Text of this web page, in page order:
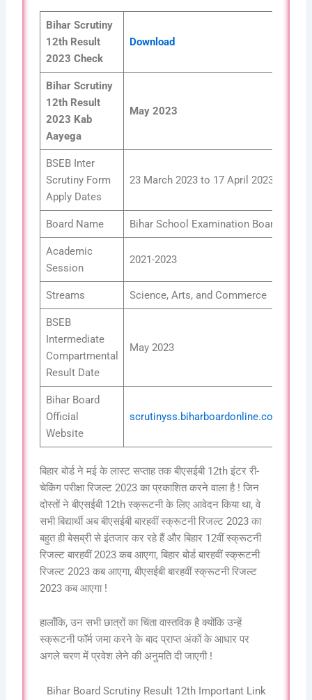
Bihar Scrutiny
12th Result
2023 Check
Download
Bihar Scrutiny
12thResult
2023 Kab
Aayega
May 2023
BSEB Inter
Scrutiny Form
Apply Dates
23 March 2023 to 17 April 2023
Board Name Bihar School Examination Board
Academic
Session
2021-2023
Streams Science, Arts, and Commerce
BSEB
Intermediate
Compartmental
Result Date
May 2023
Bihar Board
Official
Website
scrutinyss.biharboardonline.com
बिहार बोर्ड ने मई के लास्ट सप्ताह तक बीएसईबी 12th इंटर री-
चेकिंग परीक्षा रिजल्ट 2023 का प्रकाशित करने वाला है ! जिन
दोस्तों ने बीएसईबी 12th स्क्रूटनी के लिए आवेदन किया था, वे
सभी बिद्यार्थी अब बीएसईबी बारहवीं स्क्रूटनी रिजल्ट 2023 का
बहुत ही बेसब्री से इंतजार कर रहे हैं और बिहार 12वीं स्क्रूटनी
रिजल्ट बारहवीं 2023 कब आएगा, बिहार बोर्ड बारहवीं स्क्रूटनी
रिजल्ट 2023 कब आएगा, बीएसईबी बारहवीं स्क्रूटनी रिजल्ट
2023 कब आएगा !
हालाँकि, उन सभी छात्रों का चिंता वास्तविक है क्योंकि उन्हें
स्क्रूटनी फॉर्म जमा करने के बाद प्राप्त अंकों के आधार पर
अगले चरण में प्रवेश लेने की अनुमति दी जाएगी !
Bihar Board Scrutiny Result 12th Important Link